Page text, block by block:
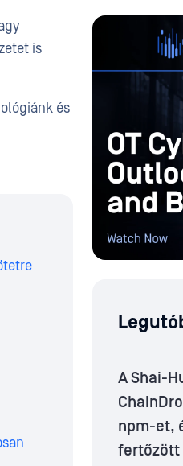
is
és
A Shai-
npm-et,
fertőzött